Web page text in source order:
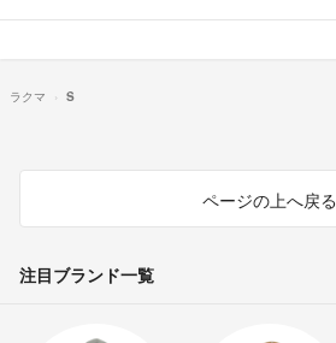
ラクマ S
ページの上へ戻る
注目ブランド一覧